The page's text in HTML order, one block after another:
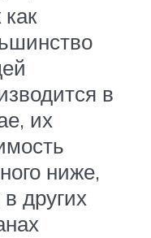
в
их
ниже,
других